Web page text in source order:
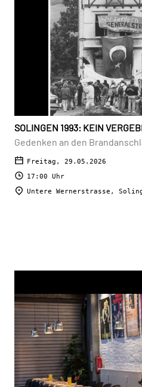
SOLINGEN 1993: KEIN
Gedenken an den
Freitag, 29.05.2026
17:00 Uhr
Untere Wernerstrasse,